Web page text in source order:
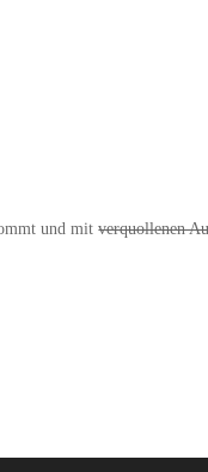
und mitverquollenen